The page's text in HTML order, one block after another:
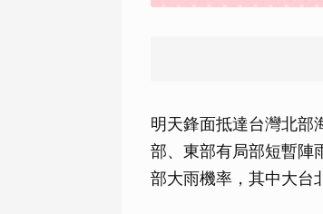
明天鋒面抵達台灣北部
部、東部有局部短暫陣
部大雨機率，其中大台